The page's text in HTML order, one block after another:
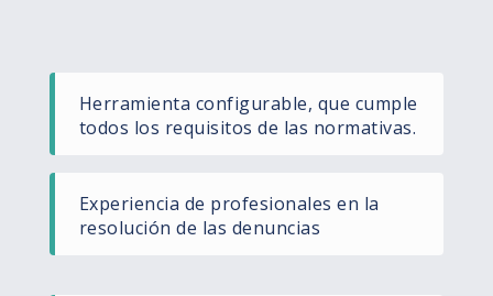
Herramienta configurable, que cumple
todos los requisitos de las normativas.
Experiencia de profesionales en la
resolución de las denuncias